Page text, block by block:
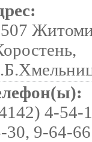
4-54-
30, 9-64-66